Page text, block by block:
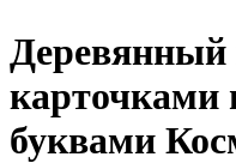
Деревянный
буквами